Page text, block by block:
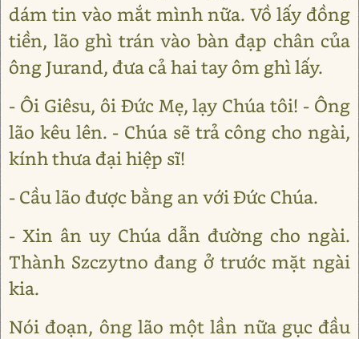
dám tin vào mắt mình nữa. Vồ lấy đồng
tiền, lão ghì trán vào bàn đạp chân của
ông Jurand, đưa cả hai tay ôm ghì lấy.
- Ôi Giêsu, ôi Đức Mẹ, lạy Chúa tôi! - Ông
lão kêu lên. - Chúa sẽ trả công cho ngài,
kính thưa đại hiệp sĩ!
- Cầu lão được bằng an với Đức Chúa.
- Xin ân uy Chúa dẫn đường cho ngài.
Thành Szczytno đang ở trước mặt ngài
kia.
Nói đoạn, ông lão một lần nữa gục đầu